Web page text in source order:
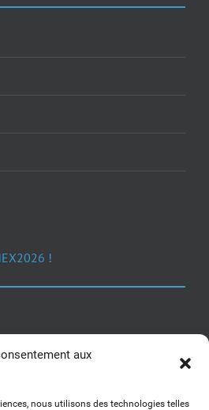
aux
nous utilisons des technologies telles
!